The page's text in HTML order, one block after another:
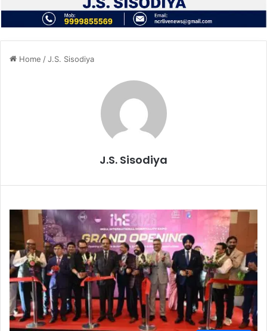
Home /J.S. Sisodiya
J.S. Sisodiya